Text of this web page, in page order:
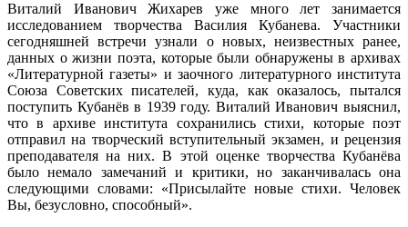
Виталий Иванович Жихарев уже много лет занимается
исследованием творчества Василия Кубанева. Участники
сегодняшней встречи узнали о новых, неизвестных ранее,
данных о жизни поэта, которые были обнаружены в архивах
«Литературной газеты» и заочного литературного института
Союза Советских писателей, куда, как оказалось, пытался
поступить Кубанёв в 1939 году. Виталий Иванович выяснил,
что в архиве института сохранились стихи, которые поэт
отправил на творческий вступительный экзамен, и рецензия
преподавателя на них. В этой оценке творчества Кубанёва
было немало замечаний и критики, но заканчивалась она
следующими словами: «Присылайте новые стихи. Человек
Вы, безусловно, способный».